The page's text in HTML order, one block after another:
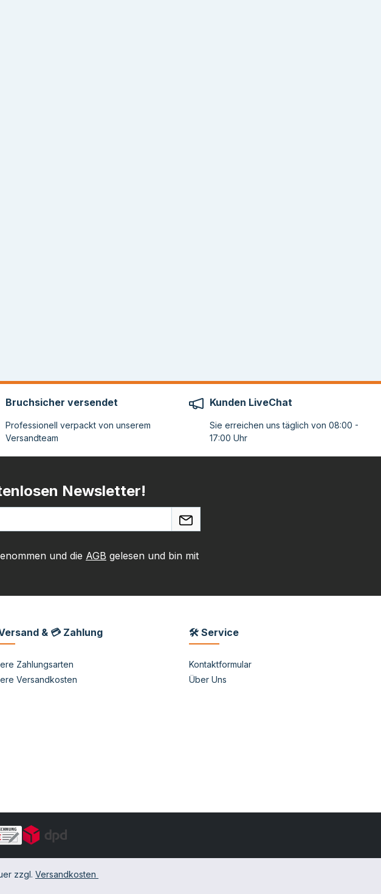
Bruchsicher versendet
Professionell verpackt von unserem
Versandteam
Kunden LiveChat
Sie erreichen uns täglich von 08:00 -
17:00 Uhr
Newsletter!
und die AGB gelesen und bin mit
& 💳 Zahlung
Zahlungsarten
Versandkosten
🛠 Service
Kontaktformular
Über Uns
zzgl. Versandkosten